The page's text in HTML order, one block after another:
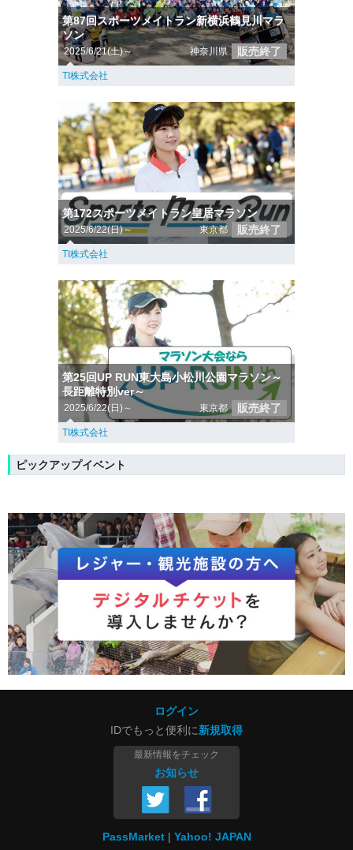
第87回スポーツメイトラン新横浜鶴見川マラ
ソン
2025/6/21(土)～ 神奈川県 販売終了
TI株式会社
第172スポーツメイトラン皇居マラソン
2025/6/22(日)～ 東京都 販売終了
TI株式会社
第25回UP RUN東大島小松川公園マラソン～
長距離特別ver～
2025/6/22(日)～ 東京都 販売終了
TI株式会社
ピックアップイベント
ログイン
IDでもっと便利に新規取得
最新情報をチェック
お知らせ
PassMarket Yahoo! JAPAN